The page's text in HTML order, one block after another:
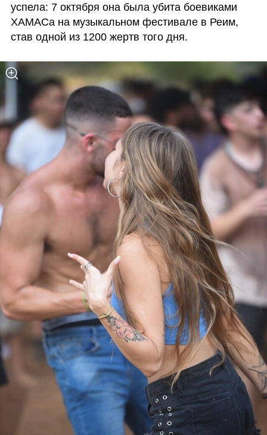
успела: 7 октября она была убита боевиками
ХАМАСа на музыкальном фестивале в Реим,
став одной из 1200 жертв того дня.